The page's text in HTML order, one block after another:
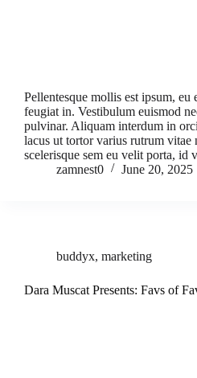
Pellentesque mollis est ipsum, eu
feugiat in. Vestibulum euismod
pulvinar. Aliquam interdum in
lacus ut tortor varius rutrum vitae
scelerisque sem eu velit porta,
zamnest0
June 20, 2025
buddyx, marketing
Dara Muscat Presents: Favs of